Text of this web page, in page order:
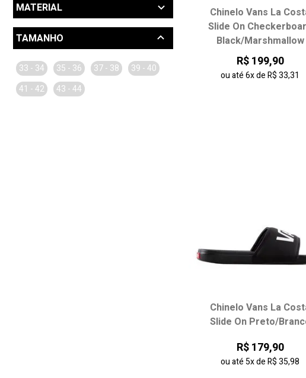
MATERIAL
Material Sintético (5)
TAMANHO
33 - 34 35 - 36 37 - 38
39 - 40
41 - 42
43 - 44
Chinelo Vans La
Slide On
Black/Marshmallow
R$ 199,90
ou até6xdeR$ 33,31
Chinelo Vans La
Slide On Preto/
R$ 179,90
ou até5xdeR$ 35,98